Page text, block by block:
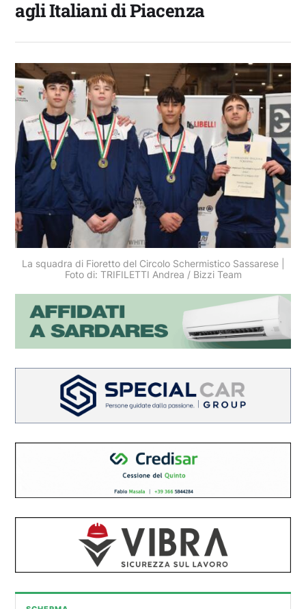
agli Italiani di Piacenza
La squadra di Fioretto del Circolo Schermistico Sassarese |
Foto di: TRIFILETTI Andrea / Bizzi Team